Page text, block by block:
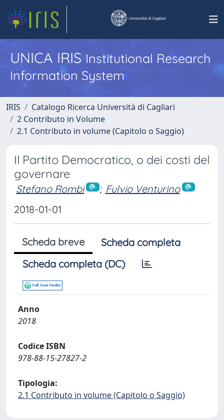
UNICA IRISInstitutional Research
Information System
IRIS
Catalogo Ricerca Università di Cagliari
2 Contributo in Volume
2.1 Contributo in volume (Capitolo o Saggio)
Il Partito Democratico, o dei costi del
governare
Stefano Rombi ; Fulvio Venturino
2018-01-01
Scheda breve
Scheda completa
Scheda completa (DC)
Anno
2018
Codice ISBN
978-88-15-27827-2
Tipologia:
2.1 Contributo in volume (Capitolo o Saggio)